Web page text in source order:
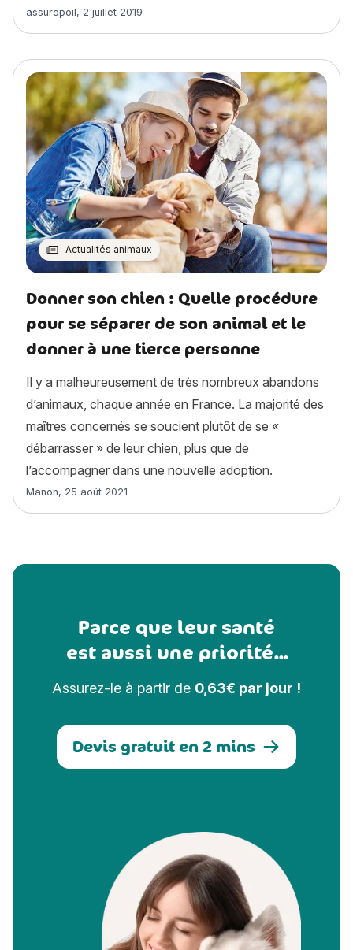
Article rédigé par
assuropoil, 2 juillet 2019
Actualités animaux
Donner son chien : Quelle procédure
pour se séparer de son animal et le
donner à une tierce personne
Il y a malheureusement de très nombreux abandons
d’animaux, chaque année en France. La majorité des
maîtres concernés se soucient plutôt de se «
débarrasser » de leur chien, plus que de
l’accompagner dans une nouvelle adoption.
Article rédigé par
Manon, 25 août 2021
Parce que leur santé
est aussi une priorité...
Assurez-le à partir de 0,63€ par jour !
Devis gratuit en 2 mins